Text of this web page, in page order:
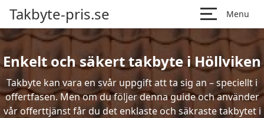
Takbyte-pris.se Menu
Enkelt och säkert takbyte i Höllviken
Takbyte kan vara en svår uppgift att ta sig an – speciellt i
offertfasen. Men om du följer denna guide och använder
vår offerttjänst får du det enklaste och säkraste takbytet i